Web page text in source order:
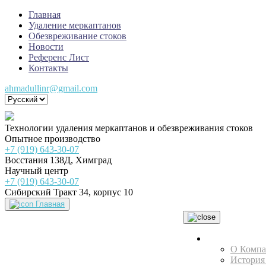
Главная
Удаление меркаптанов
Обезвреживание стоков
Новости
Референс Лист
Контакты
ahmadullinr@gmail.com
Технологии удаления меркаптанов и обезвреживания стоков
Опытное производство
+7 (919) 643-30-07
Восстания 138Д, Химград
Научный центр
+7 (919) 643-30-07
Сибирский Тракт 34, корпус 10
Главная
О
История